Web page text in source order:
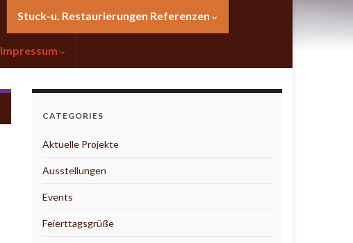
Stuck-u. Restaurierungen Referenzen
Impressum
CATEGORIES
Aktuelle Projekte
Ausstellungen
Events
Feierttagsgrüße